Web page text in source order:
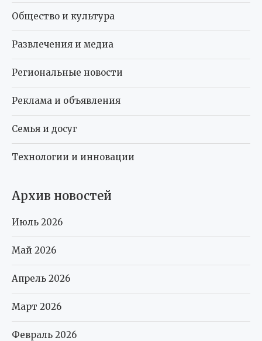
Общество и культура
Развлечения и медиа
Региональные новости
Реклама и объявления
Семья и досуг
Технологии и инновации
Архив новостей
Июль 2026
Май 2026
Апрель 2026
Март 2026
Февраль 2026